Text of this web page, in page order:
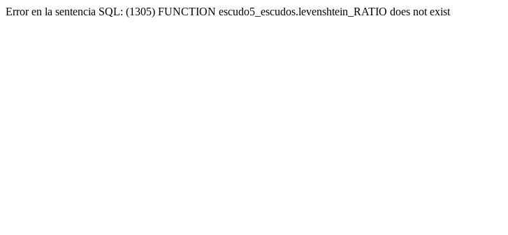
Error en la sentencia SQL: (1305) FUNCTION escudo5_escudos.levenshtein_RATIO does not exist